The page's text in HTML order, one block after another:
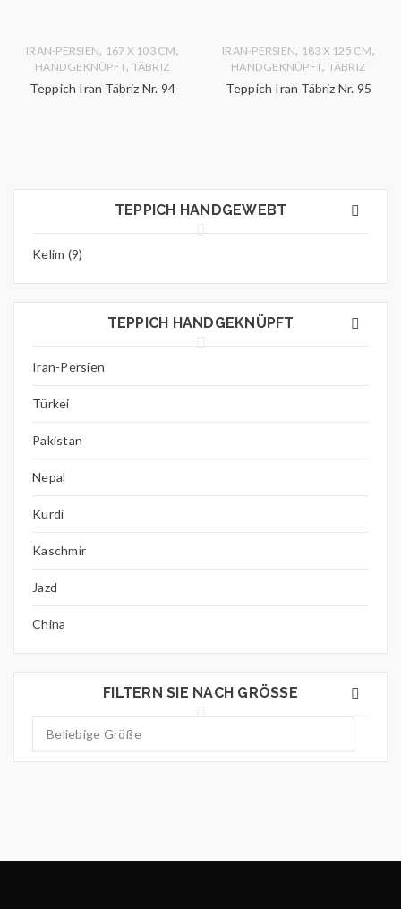
TEPPICH HANDGEWEBT
Kelim (9)
TEPPICH HANDGEKNÜPFT
Iran-Persien
Türkei
Pakistan
Nepal
Kurdi
Kaschmir
Jazd
China
FILTERN SIE NACH GRÖSSE
IRAN-PERSIEN, 167 X 103 CM,
HANDGEKNÜPFT, TÄBRIZ
Teppich Iran Täbriz Nr. 94
IRAN-PERSIEN, 183 X 125 CM,
HANDGEKNÜPFT, TÄBRIZ
Teppich Iran Täbriz Nr. 95